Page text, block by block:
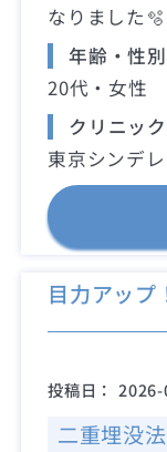
なりました🫧
年齢・性別
20代・女性
クリニック
東京シンデ
目力アップ
投稿日：
二重埋没